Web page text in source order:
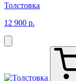
Толстовка
12 900 р.